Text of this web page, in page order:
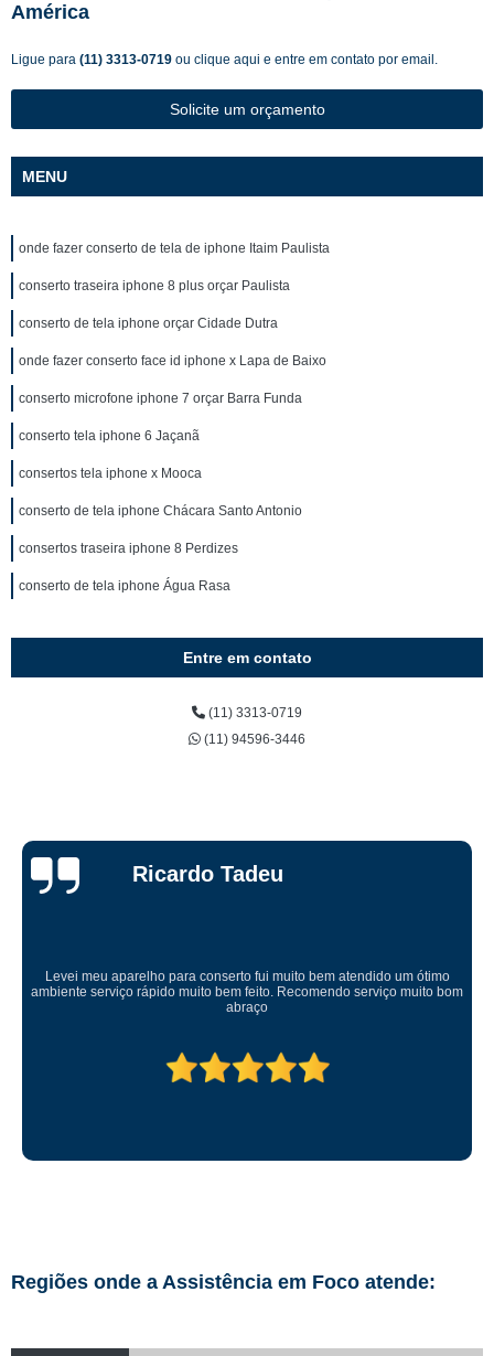
América
Ligue para (11) 3313-0719 ou clique aqui e entre em contato por email.
Solicite um orçamento
MENU
onde fazer conserto de tela de iphone Itaim Paulista
conserto traseira iphone 8 plus orçar Paulista
conserto de tela iphone orçar Cidade Dutra
onde fazer conserto face id iphone x Lapa de Baixo
conserto microfone iphone 7 orçar Barra Funda
conserto tela iphone 6 Jaçanã
consertos tela iphone x Mooca
conserto de tela iphone Chácara Santo Antonio
consertos traseira iphone 8 Perdizes
conserto de tela iphone Água Rasa
Entre em contato
(11) 3313-0719
(11) 94596-3446
Ricardo Tadeu
Levei meu aparelho para conserto fui muito bem atendido um ótimo
ambiente serviço rápido muito bem feito. Recomendo serviço muito bom
abraço
Regiões onde a Assistência em Foco atende: